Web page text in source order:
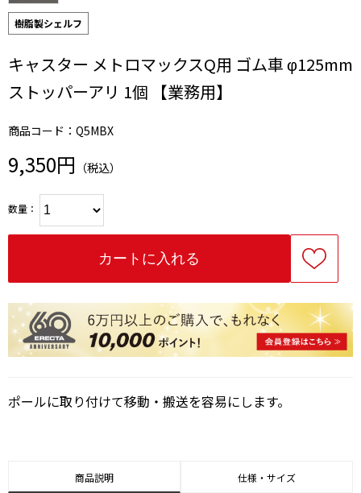
樹脂製シェルフ
キャスター メトロマックスQ用 ゴム車 φ125mm
ストッパーアリ 1個 【業務用】
商品コード：Q5MBX
9,350円 （税込）
数量：
ポールに取り付けて移動・搬送を容易にします。
商品説明 仕様・サイズ